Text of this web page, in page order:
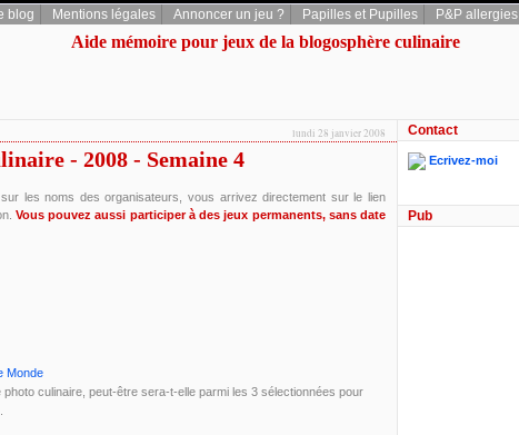
blog Mentions légales Annoncer un jeu ? Papilles et Pupilles P&P allergies
Aide mémoire pour jeux de la blogosphère culinaire
lundi 28 janvier 2008
- 2008 - Semaine 4
les noms des organisateurs, vous arrivez directement sur le lien
Vous pouvez aussi participer à des jeux permanents, sans date
Monde
culinaire, peut-être sera-t-elle parmi les 3 sélectionnées pour
Contact
Ecrivez-moi
Pub